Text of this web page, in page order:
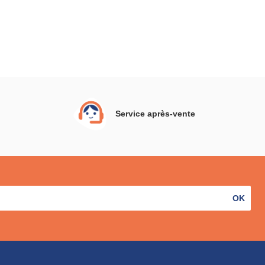
Service après-vente
OK